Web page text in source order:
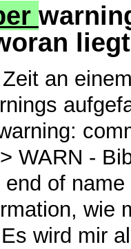
an
WARN -
of
wie
wird mir